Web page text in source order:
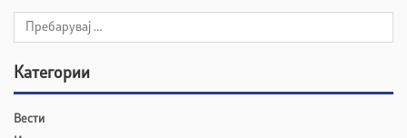
Категории
Вести